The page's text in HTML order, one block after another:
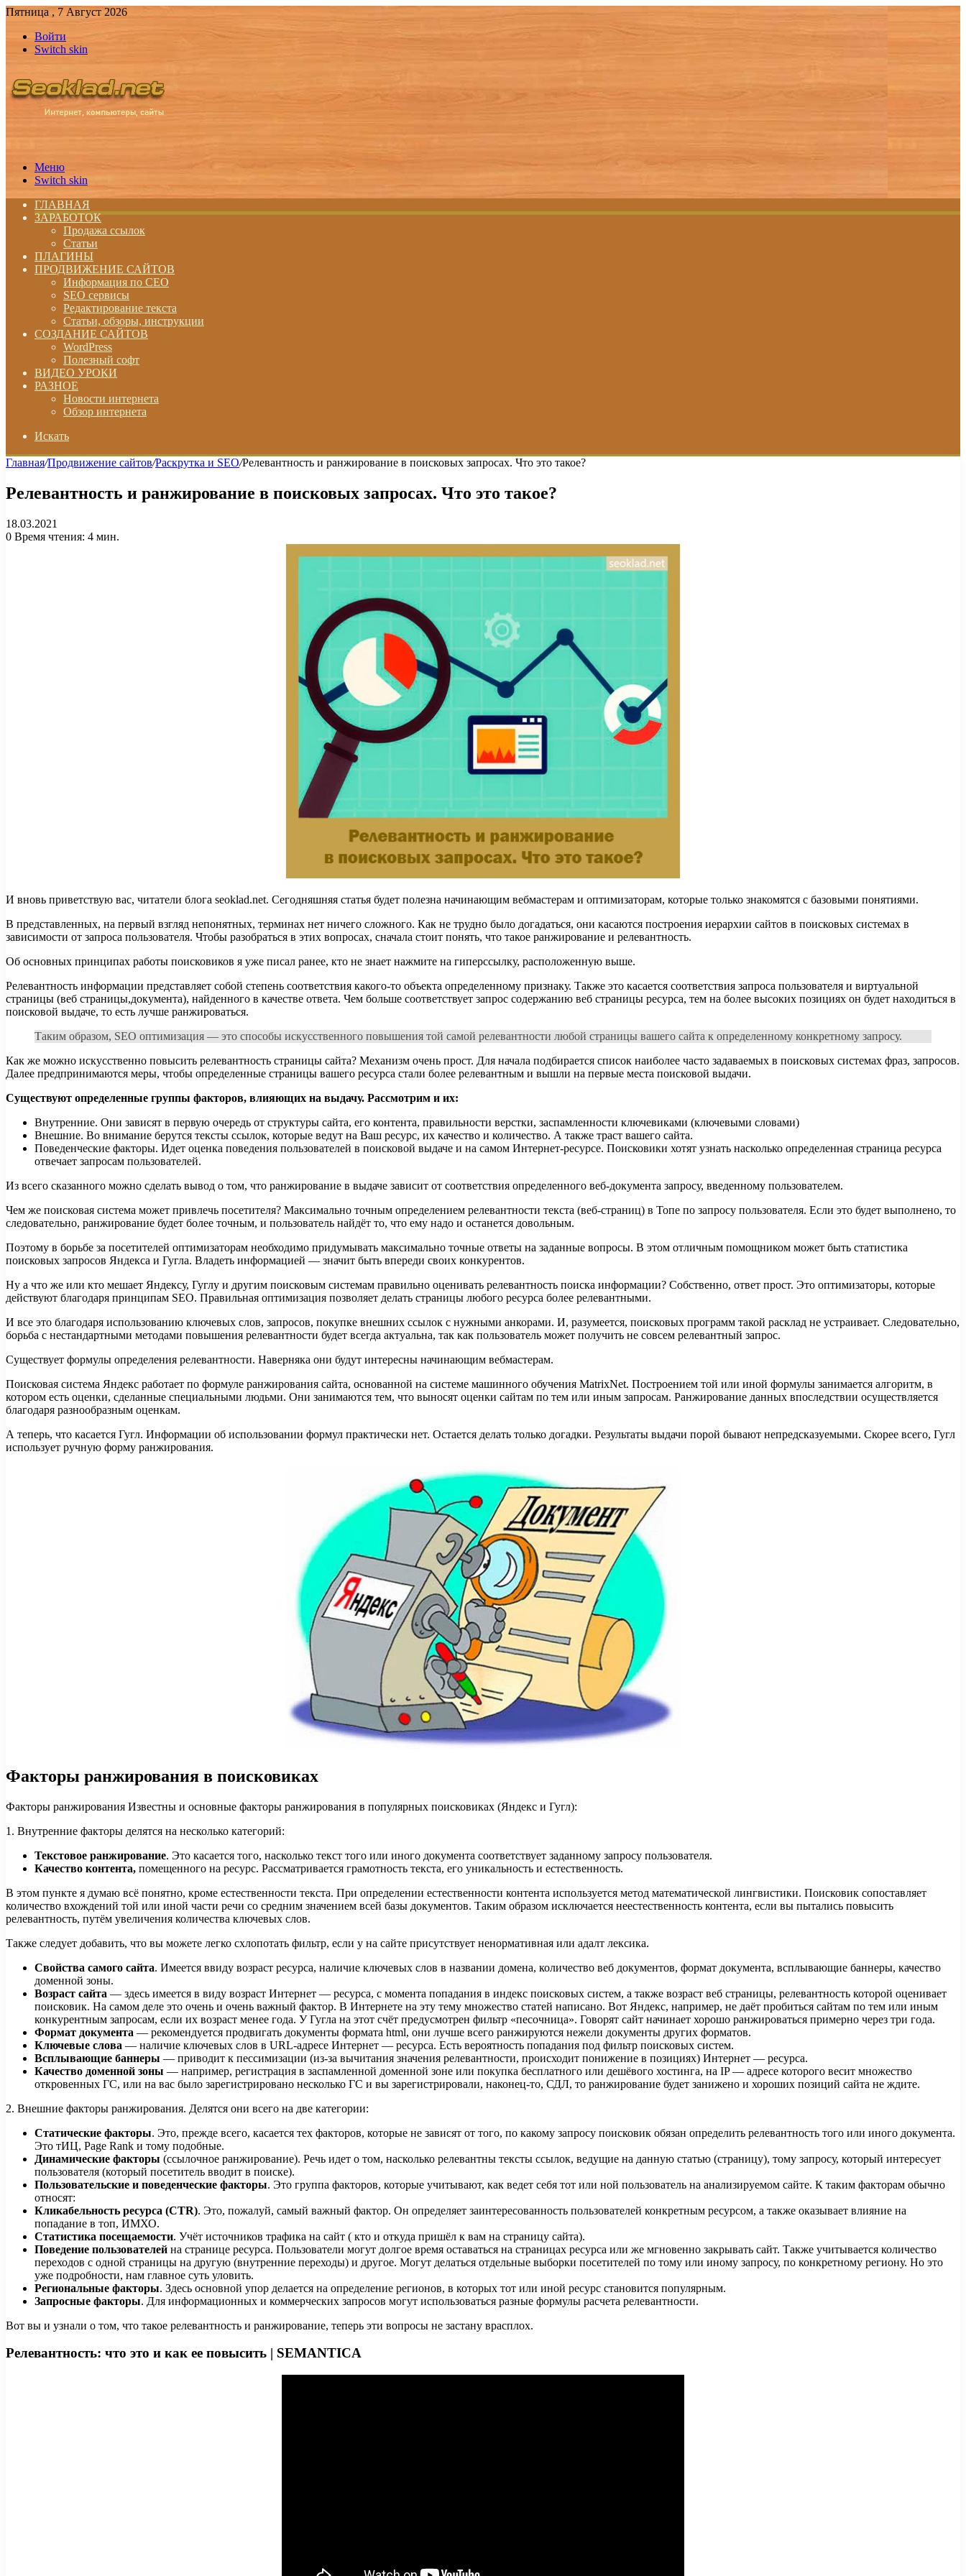
Пятница , 7 Август 2026
Войти
Switch skin
Меню
Switch skin
ГЛАВНАЯ
ЗАРАБОТОК
Продажа ссылок
Статьи
ПЛАГИНЫ
ПРОДВИЖЕНИЕ САЙТОВ
Информация по СЕО
SEO сервисы
Редактирование текста
Статьи, обзоры, инструкции
СОЗДАНИЕ САЙТОВ
WordPress
Полезный софт
ВИДЕО УРОКИ
РАЗНОЕ
Новости интернета
Обзор интернета
Искать
Главная/Продвижение сайтов/Раскрутка и SEO/Релевантность и ранжирование в поисковых запросах. Что это такое?
Релевантность и ранжирование в поисковых запросах. Что это такое?
18.03.2021
0 Время чтения: 4 мин.
И вновь приветствую вас, читатели блога seoklad.net. Сегодняшняя статья будет полезна начинающим вебмастерам и оптимизаторам, которые только знакомятся с базовыми понятиями.
В представленных, на первый взгляд непонятных, терминах нет ничего сложного. Как не трудно было догадаться, они касаются построения иерархии сайтов в поисковых системах в
зависимости от запроса пользователя. Чтобы разобраться в этих вопросах, сначала стоит понять, что такое ранжирование и релевантность.
Об основных принципах работы поисковиков я уже писал ранее, кто не знает нажмите на гиперссылку, расположенную выше.
Релевантность информации представляет собой степень соответствия какого-то объекта определенному признаку. Также это касается соответствия запроса пользователя и виртуальной
страницы (веб страницы,документа), найденного в качестве ответа. Чем больше соответствует запрос содержанию веб страницы ресурса, тем на более высоких позициях он будет находиться в
поисковой выдаче, то есть лучше ранжироваться.
Таким образом, SEO оптимизация — это способы искусственного повышения той самой релевантности любой страницы вашего сайта к определенному конкретному запросу.
Как же можно искусственно повысить релевантность страницы сайта? Механизм очень прост. Для начала подбирается список наиболее часто задаваемых в поисковых системах фраз, запросов.
Далее предпринимаются меры, чтобы определенные страницы вашего ресурса стали более релевантным и вышли на первые места поисковой выдачи.
Существуют определенные группы факторов, влияющих на выдачу. Рассмотрим и их:
Внутренние. Они зависят в первую очередь от структуры сайта, его контента, правильности верстки, заспамленности ключевиками (ключевыми словами)
Внешние. Во внимание берутся тексты ссылок, которые ведут на Ваш ресурс, их качество и количество. А также траст вашего сайта.
Поведенческие факторы. Идет оценка поведения пользователей в поисковой выдаче и на самом Интернет-ресурсе. Поисковики хотят узнать насколько определенная страница ресурса
отвечает запросам пользователей.
Из всего сказанного можно сделать вывод о том, что ранжирование в выдаче зависит от соответствия определенного веб-документа запросу, введенному пользователем.
Чем же поисковая система может привлечь посетителя? Максимально точным определением релевантности текста (веб-страниц) в Топе по запросу пользователя. Если это будет выполнено, то
следовательно, ранжирование будет более точным, и пользователь найдёт то, что ему надо и останется довольным.
Поэтому в борьбе за посетителей оптимизаторам необходимо придумывать максимально точные ответы на заданные вопросы. В этом отличным помощником может быть статистика
поисковых запросов Яндекса и Гугла. Владеть информацией — значит быть впереди своих конкурентов.
Ну а что же или кто мешает Яндексу, Гуглу и другим поисковым системам правильно оценивать релевантность поиска информации? Собственно, ответ прост. Это оптимизаторы, которые
действуют благодаря принципам SEO. Правильная оптимизация позволяет делать страницы любого ресурса более релевантными.
И все это благодаря использованию ключевых слов, запросов, покупке внешних ссылок с нужными анкорами. И, разумеется, поисковых программ такой расклад не устраивает. Следовательно,
борьба с нестандартными методами повышения релевантности будет всегда актуальна, так как пользователь может получить не совсем релевантный запрос.
Существует формулы определения релевантности. Наверняка они будут интересны начинающим вебмастерам.
Поисковая система Яндекс работает по формуле ранжирования сайта, основанной на системе машинного обучения MatrixNet. Построением той или иной формулы занимается алгоритм, в
котором есть оценки, сделанные специальными людьми. Они занимаются тем, что выносят оценки сайтам по тем или иным запросам. Ранжирование данных впоследствии осуществляется
благодаря разнообразным оценкам.
А теперь, что касается Гугл. Информации об использовании формул практически нет. Остается делать только догадки. Результаты выдачи порой бывают непредсказуемыми. Скорее всего, Гугл
использует ручную форму ранжирования.
Факторы ранжирования в поисковиках
Факторы ранжирования Известны и основные факторы ранжирования в популярных поисковиках (Яндекс и Гугл):
1. Внутренние факторы делятся на несколько категорий:
Текстовое ранжирование. Это касается того, насколько текст того или иного документа соответствует заданному запросу пользователя.
Качество контента, помещенного на ресурс. Рассматривается грамотность текста, его уникальность и естественность.
В этом пункте я думаю всё понятно, кроме естественности текста. При определении естественности контента используется метод математической лингвистики. Поисковик сопоставляет
количество вхождений той или иной части речи со средним значением всей базы документов. Таким образом исключается неестественность контента, если вы пытались повысить
релевантность, путём увеличения количества ключевых слов.
Также следует добавить, что вы можете легко схлопотать фильтр, если у на сайте присутствует ненормативная или адалт лексика.
Свойства самого сайта. Имеется ввиду возраст ресурса, наличие ключевых слов в названии домена, количество веб документов, формат документа, всплывающие баннеры, качество
доменной зоны.
Возраст сайта — здесь имеется в виду возраст Интернет — ресурса, с момента попадания в индекс поисковых систем, а также возраст веб страницы, релевантность которой оценивает
поисковик. На самом деле это очень и очень важный фактор. В Интернете на эту тему множество статей написано. Вот Яндекс, например, не даёт пробиться сайтам по тем или иным
конкурентным запросам, если их возраст менее года. У Гугла на этот счёт предусмотрен фильтр «песочница». Говорят сайт начинает хорошо ранжироваться примерно через три года.
Формат документа — рекомендуется продвигать документы формата html, они лучше всего ранжируются нежели документы других форматов.
Ключевые слова — наличие ключевых слов в URL-адресе Интернет — ресурса. Есть вероятность попадания под фильтр поисковых систем.
Всплывающие баннеры — приводит к пессимизации (из-за вычитания значения релевантности, происходит понижение в позициях) Интернет — ресурса.
Качество доменной зоны — например, регистрация в заспамленной доменной зоне или покупка бесплатного или дешёвого хостинга, на IP — адресе которого весит множество
откровенных ГС, или на вас было зарегистрировано несколько ГС и вы зарегистрировали, наконец-то, СДЛ, то ранжирование будет занижено и хороших позиций сайта не ждите.
2. Внешние факторы ранжирования. Делятся они всего на две категории:
Статические факторы. Это, прежде всего, касается тех факторов, которые не зависят от того, по какому запросу поисковик обязан определить релевантность того или иного документа.
Это тИЦ, Page Rank и тому подобные.
Динамические факторы (ссылочное ранжирование). Речь идет о том, насколько релевантны тексты ссылок, ведущие на данную статью (страницу), тому запросу, который интересует
пользователя (который посетитель вводит в поиске).
Пользовательские и поведенческие факторы. Это группа факторов, которые учитывают, как ведет себя тот или ной пользователь на анализируемом сайте. К таким факторам обычно
относят:
Кликабельность ресурса (CTR). Это, пожалуй, самый важный фактор. Он определяет заинтересованность пользователей конкретным ресурсом, а также оказывает влияние на
попадание в топ, ИМХО.
Статистика посещаемости. Учёт источников трафика на сайт ( кто и откуда пришёл к вам на страницу сайта).
Поведение пользователей на странице ресурса. Пользователи могут долгое время оставаться на страницах ресурса или же мгновенно закрывать сайт. Также учитывается количество
переходов с одной страницы на другую (внутренние переходы) и другое. Могут делаться отдельные выборки посетителей по тому или иному запросу, по конкретному региону. Но это
уже подробности, нам главное суть уловить.
Региональные факторы. Здесь основной упор делается на определение регионов, в которых тот или иной ресурс становится популярным.
Запросные факторы. Для информационных и коммерческих запросов могут использоваться разные формулы расчета релевантности.
Вот вы и узнали о том, что такое релевантность и ранжирование, теперь эти вопросы не застану врасплох.
Релевантность: что это и как ее повысить | SEMANTICA